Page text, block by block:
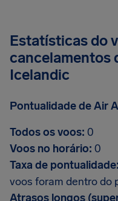
Estatísticas do
cancelamentos
Icelandic
Pontualidade de Air
Todos os voos: 0
Voos no horário: 0
Taxa de pontualidade:
voos foram dentro do
Atrasos longos